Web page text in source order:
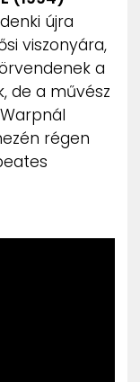
újra
viszonyára,
a
de a művész
régen